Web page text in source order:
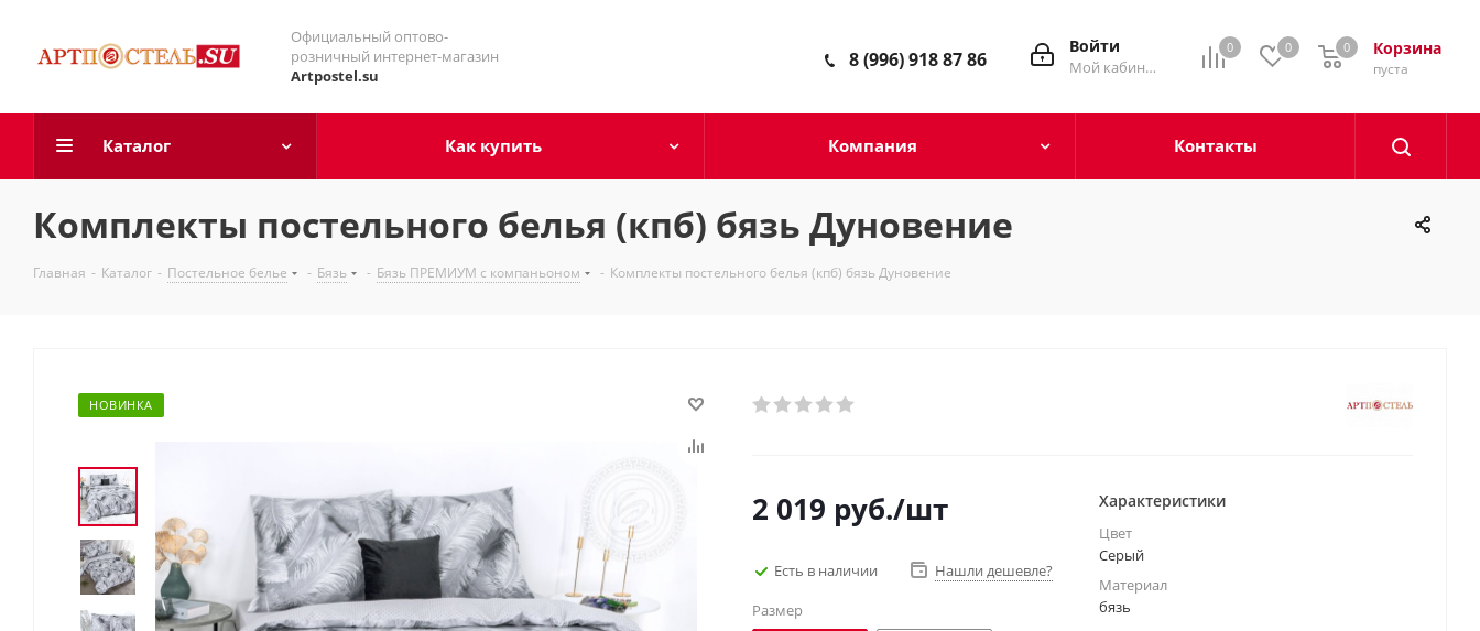
Официальный оптово-
розничный интернет-магазин
Artpostel.su
0 0 Корзина
0
пуста
0
Войти
Мой кабинет
8 (996) 918 87 86
Каталог Как купить Компания Контакты
Комплекты постельного белья (кпб) бязь Дуновение
Главная - Каталог - Постельное белье - Бязь - Бязь ПРЕМИУМ с компаньоном - Комплекты постельного белья (кпб) бязь Дуновение
НОВИНКА
2 019 руб./шт
Есть в наличии
Нашли дешевле?
Размер
Характеристики
Цвет
Серый
Материал
бязь